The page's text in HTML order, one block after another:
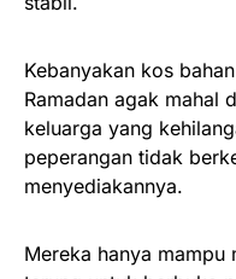
Kebanyakan kos
Ramadan agak mahal
keluarga yang
peperangan tidak
menyediakannya.
Mereka hanya